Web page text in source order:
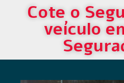
Cote o
veículo